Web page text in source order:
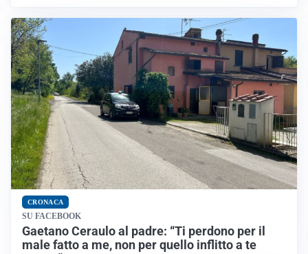
CRONACA
SU FACEBOOK
Gaetano Ceraulo al padre: “Ti perdono per il
male fatto a me, non per quello inflitto a te